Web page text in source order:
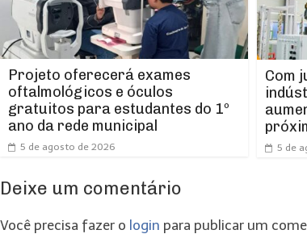
Projeto oferecerá exames
oftalmológicos e óculos
gratuitos para estudantes do 1º
ano da rede municipal
5 de agosto de 2026
Com
5 de
Deixe um comentário
Você precisa fazer o login para publicar um